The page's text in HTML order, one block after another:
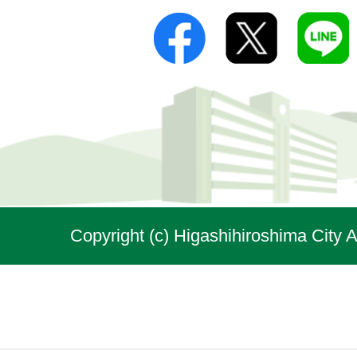
Copyright (c) Higashihiroshima City